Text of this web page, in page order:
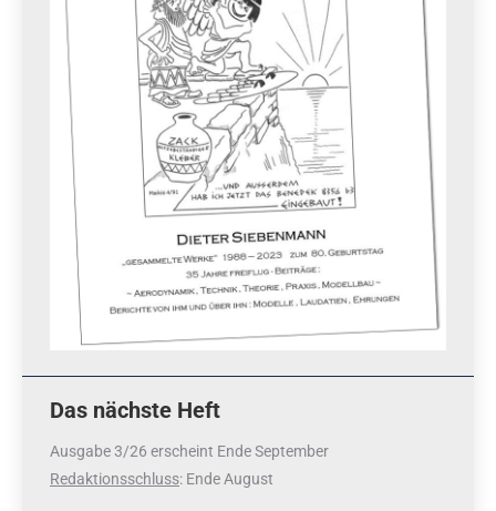
Das nächste Heft
Ausgabe 3/26 erscheint Ende September
Redaktionsschluss: Ende August